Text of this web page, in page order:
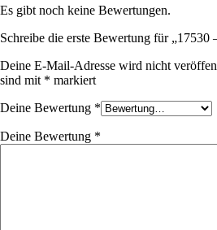
Es gibt noch keine Bewertungen.
Schreibe die erste Bewertung für „17530
Deine E-Mail-Adresse wird nicht
sind mit * markiert
Deine Bewertung *
Deine Bewertung *